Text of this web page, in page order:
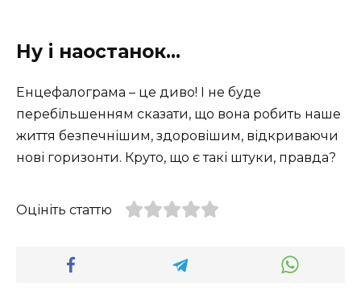
Ну і наостанок…
Енцефалограма – це диво! І не буде
перебільшенням сказати, що вона робить наше
життя безпечнішим, здоровішим, відкриваючи
нові горизонти. Круто, що є такі штуки, правда?
Оцініть статтю